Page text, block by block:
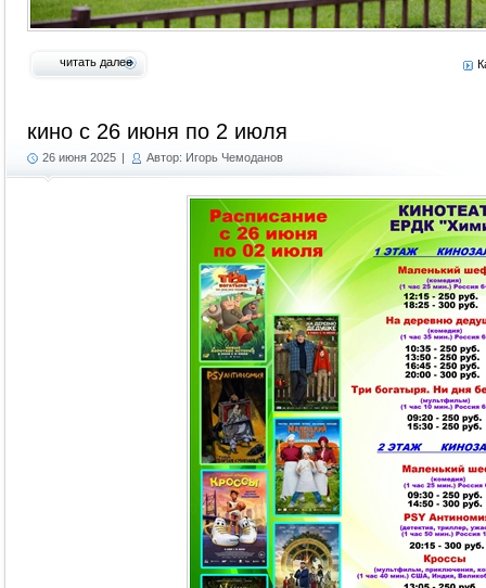
читать далее
кино с 26 июня по 2 июля
26 июня 2025 | Автор: Игорь Чемоданов